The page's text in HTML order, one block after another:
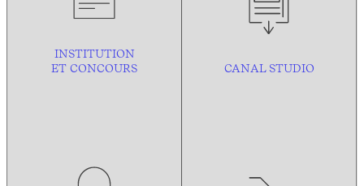
INSTITUTION
ET CONCOURS
CANAL STUDIO